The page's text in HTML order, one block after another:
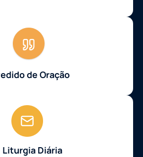
de Oração
Liturgia Diária